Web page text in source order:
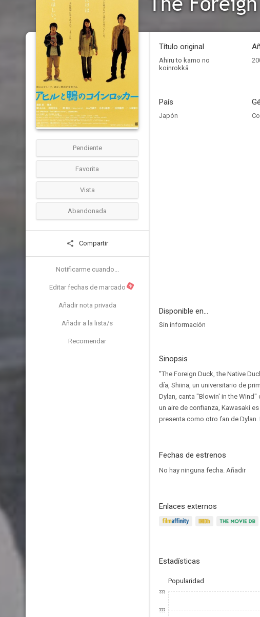
Pendiente
Favorita
Vista
Abandonada
Compartir
Notificarme cuando...
Editar fechas de marcado N
Añadir nota privada
Añadir a la lista/s
Recomendar
Título original
Ahiru to kamo no
koinrokkâ
País
Japón
Disponible en...
Sin información
Sinopsis
"The Foreign Duck, the Native
día, Shiina, un universitario de
Dylan, canta "Blowin' in the
un aire de confianza, Kawasaki
presenta como otro fan de
Fechas de estrenos
No hay ninguna fecha. Añadir
Enlaces externos
Estadísticas
Popularidad
???
???